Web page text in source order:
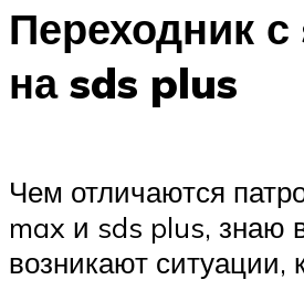
Переходник
на sds plus
Чем отличаются
max и sds plus, знаю
возникают ситуации,